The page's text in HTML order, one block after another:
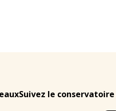
Suivez le conservatoire